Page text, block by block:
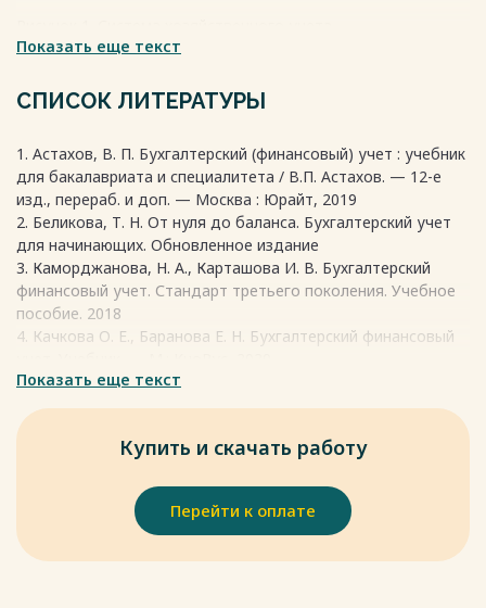
• Изучить основные виды хозяйственного учета
• Определить основные задачи хозяйственного учета
развиваются и улучшаются, поэтому он очень важен.
Весь текст будет доступен после покупки
Необходимость хозяйственного учета в современных
материальном производстве. Таким образом, наблюдение,
каждое число характеризует абсолютно качественно
другой объект. С развитием производства экономический
учет также прошел сложный путь развития. Развитие
общественного производства привело к разделению
экономического учета на различные виды.
Весь текст будет доступен после покупки
Показать еще текст
СПИСОК ЛИТЕРАТУРЫ
1. Астахов, В. П. Бухгалтерский (финансовый) учет : учебник
для бакалавриата и специалитета / В.П. Астахов. — 12-е
изд., перераб. и доп. — Москва : Юрайт, 2019
2. Беликова, Т. Н. От нуля до баланса. Бухгалтерский учет
для начинающих. Обновленное издание
3. Каморджанова, Н. А., Карташова И. В. Бухгалтерский
финансовый учет. Стандарт третьего поколения. Учебное
пособие. 2018
4. Качкова О. Е., Баранова Е. Н. Бухгалтерский финансовый
Показать еще текст
Купить и скачать работу
Перейти к оплате